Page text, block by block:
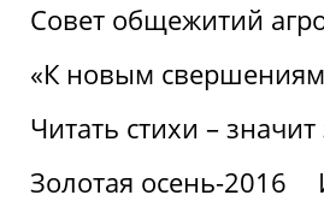
Совет общежитий
«К новым
Читать стихи –
Золотая осень-2016